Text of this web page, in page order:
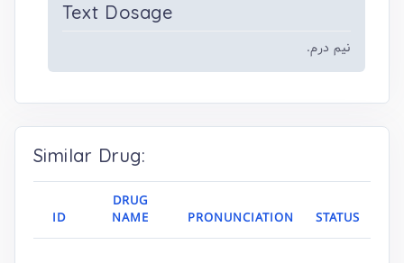
Text Dosage
نیم درم.
Similar Drug:
ID
DRUG
NAME
PRONUNCIATION STATUS